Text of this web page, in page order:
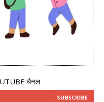
चैनल
SUBSCRIBE